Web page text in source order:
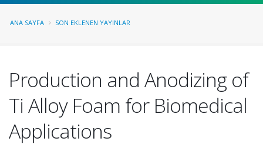
ANA SAYFA SON EKLENEN YAYINLAR
Production and Anodizing of
Ti Alloy Foam for Biomedical
Applications